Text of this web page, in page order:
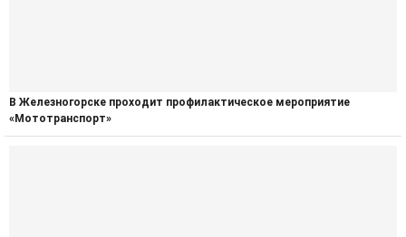
В Железногорске проходит профилактическое мероприятие
«Мототранспорт»